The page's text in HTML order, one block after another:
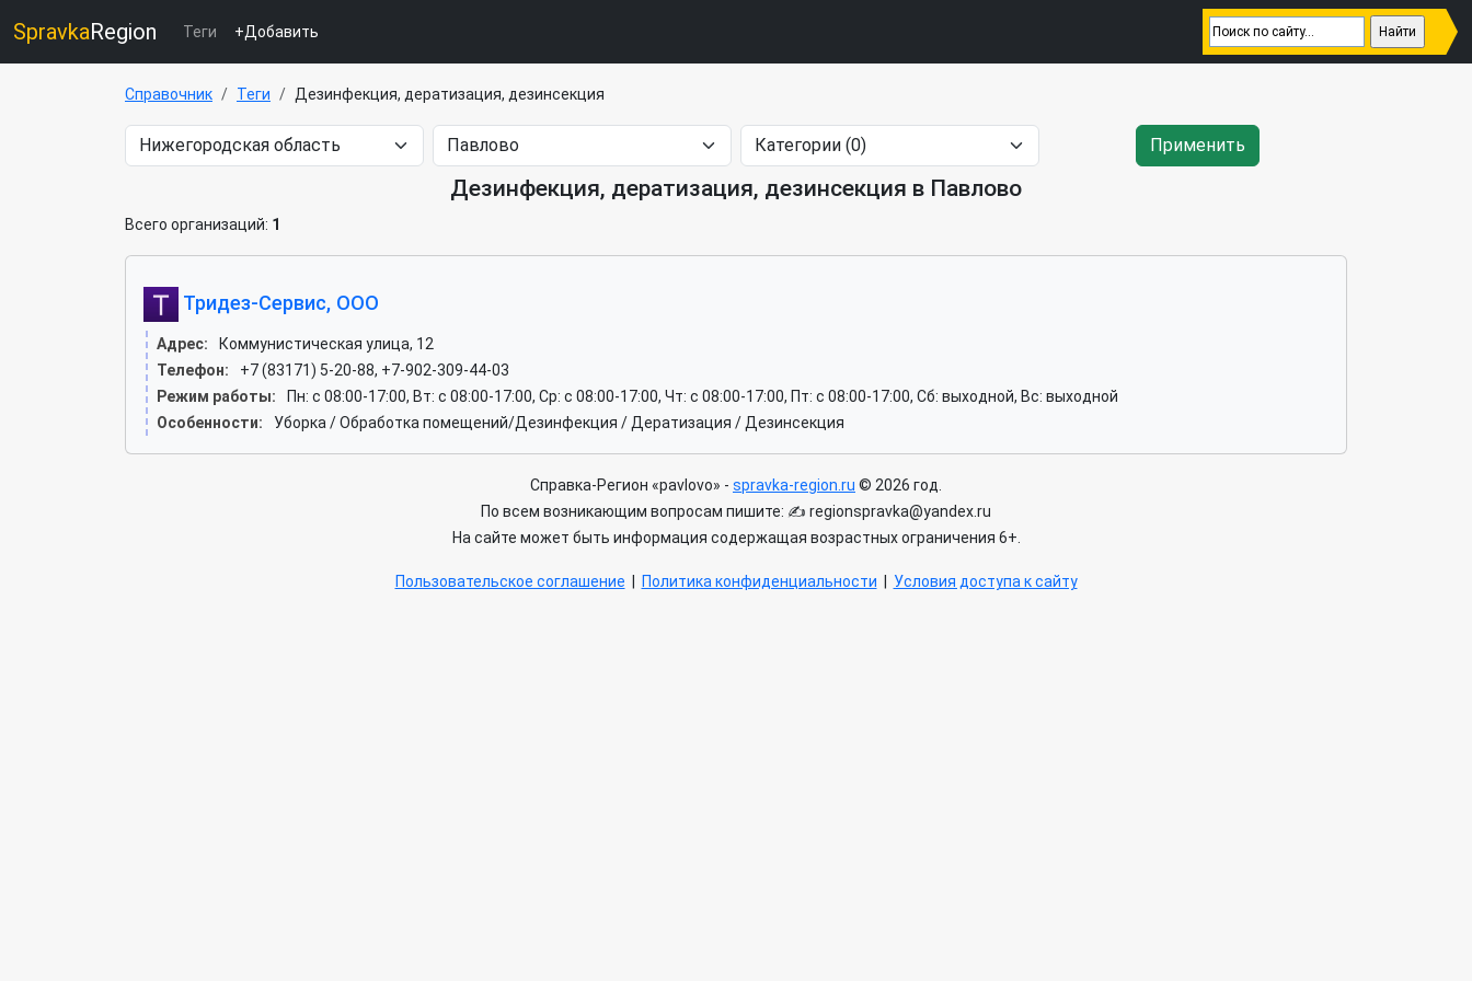
SpravkaRegion Теги +Добавить
Справочник Теги Дезинфекция, дератизация, дезинсекция
Применить
Дезинфекция, дератизация, дезинсекция в Павлово
Всего организаций: 1
Тридез-Сервис, ООО
Адрес:
Коммунистическая улица, 12
Телефон:
+7 (83171) 5-20-88, +7-902-309-44-03
Режим работы:
Пн: c 08:00-17:00, Вт: c 08:00-17:00, Ср: c 08:00-17:00, Чт: c 08:00-17:00, Пт: c 08:00-17:00, Сб: выходной, Вс: выходной
Особенности:
Уборка / Обработка помещений/Дезинфекция / Дератизация / Дезинсекция
Справка-Регион «pavlovo» - spravka-region.ru © 2026 год.
По всем возникающим вопросам пишите: ✍ regionspravka@yandex.ru
На сайте может быть информация содержащая возрастных ограничения 6+.
Пользовательское соглашение Политика конфиденциальности Условия доступа к сайту